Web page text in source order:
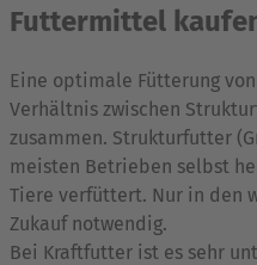
Futtermittel
Eine optimale Fütterung
Verhältnis zwischen
zusammen. Strukturfutter
meisten Betrieben selbst
Tiere verfüttert. Nur in den
Zukauf notwendig.
Bei Kraftfutter ist es sehr